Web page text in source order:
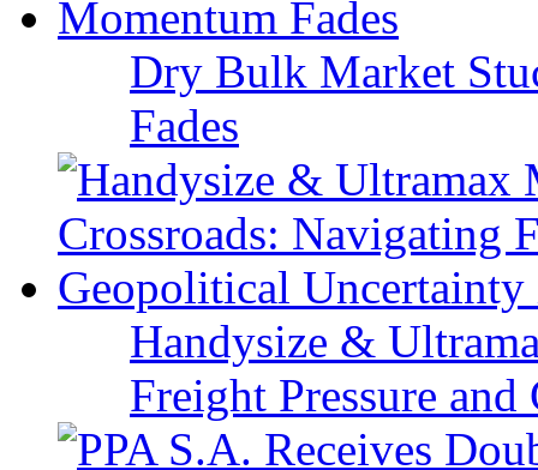
Dry Bulk Market
Fades
Handysize &
Freight Pressure